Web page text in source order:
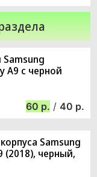
A9 с черной
60 / 40
Samsung
(2018), черный,